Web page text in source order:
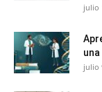
julio
julio